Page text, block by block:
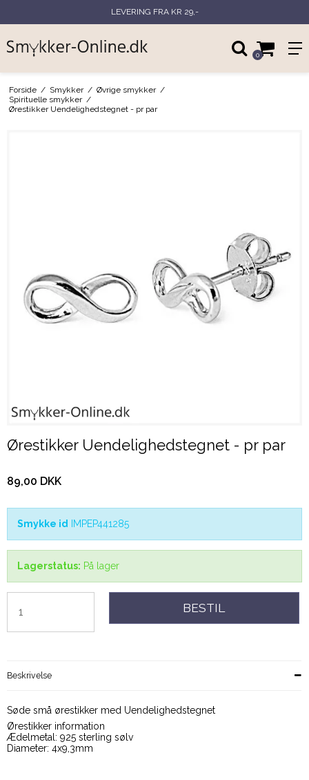
LEVERING FRA KR 29,-
0
Forside / Smykker / Øvrige smykker /
Spirituelle smykker /
Ørestikker Uendelighedstegnet - pr par
Ørestikker Uendelighedstegnet - pr par
89,00 DKK
Smykke id IMPEP441285
Lagerstatus: På lager
BESTIL
Beskrivelse
Søde små ørestikker med Uendelighedstegnet
Ørestikker information
Ædelmetal: 925 sterling sølv
Diameter: 4x9,3mm